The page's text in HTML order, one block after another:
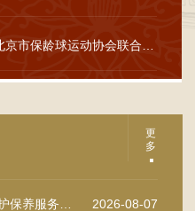
勺园、中关新园与北京市保龄球运动协会联合举办留学生保龄球课程体验活动
更
多
2026-08-07
勺园、中关新园厨房设备维护保养服务成交公告